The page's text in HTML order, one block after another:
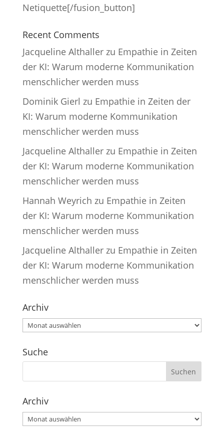
Netiquette[/fusion_button]
Recent Comments
Jacqueline Althallerzu Empathie in Zeiten
der KI: Warum moderne Kommunikation
menschlicher werden muss
Dominik Gierl zu Empathie in Zeiten der
KI: Warum moderne Kommunikation
menschlicher werden muss
Jacqueline Althallerzu Empathie in Zeiten
der KI: Warum moderne Kommunikation
menschlicher werden muss
Hannah Weyrich zu Empathie in Zeiten
der KI: Warum moderne Kommunikation
menschlicher werden muss
Jacqueline Althallerzu Empathie in Zeiten
der KI: Warum moderne Kommunikation
menschlicher werden muss
Archiv
Archiv
Suche
Archiv
Archiv